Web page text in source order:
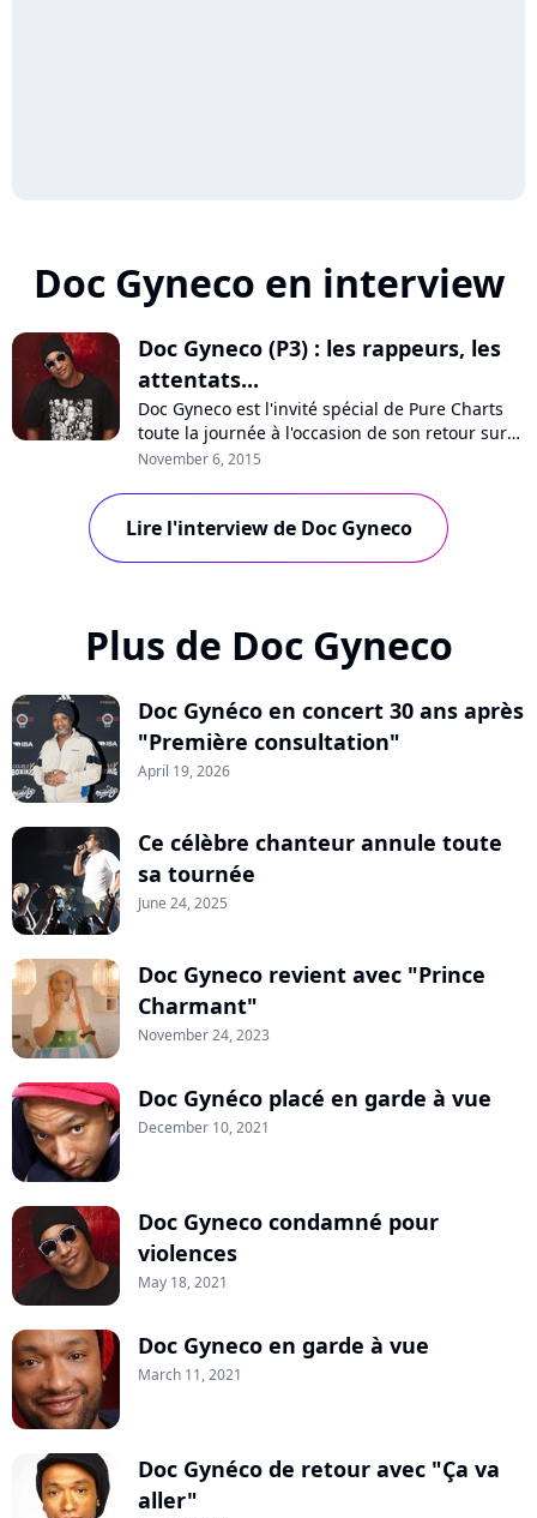
Doc Gyneco en interview
Doc Gyneco (P3) : les rappeurs, les
attentats...
Doc Gyneco est l'invité spécial de Pure Charts
toute la journée à l'occasion de son retour sur
scène. L'artiste évoque l'état du rap aujourd'hui,
France, notamment depuis les attentats de
janvier dernier.
November 6, 2015
Lire l'interview de Doc Gyneco
Plus de Doc Gyneco
Doc Gynéco en concert 30 ans après
"Première consultation"
April 19, 2026
Ce célèbre chanteur annule toute
sa tournée
June 24, 2025
Doc Gyneco revient avec "Prince
Charmant"
November 24, 2023
Doc Gynéco placé en garde à vue
December 10, 2021
Doc Gyneco condamné pour
violences
May 18, 2021
Doc Gyneco en garde à vue
March 11, 2021
Doc Gynéco de retour avec "Ça va
aller"